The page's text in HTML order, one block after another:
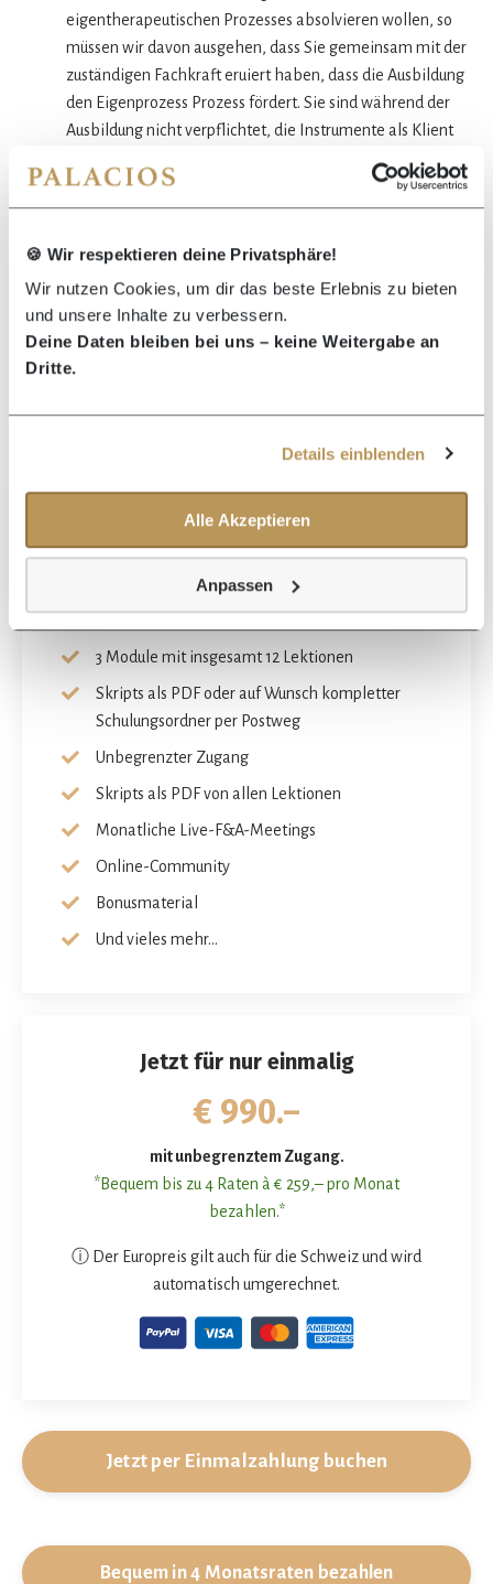
🍪 Wir respektieren deine Privatsphäre!
Wir nutzen Cookies, um dir das beste Erlebnis zu bieten
und unsere Inhalte zu verbessern.
Deine Daten bleiben bei uns – keine Weitergabe an
Dritte.
Details einblenden
Alle Akzeptieren
Anpassen
eigentherapeutischen Prozesses absolvieren wollen, so
müssen wir davon ausgehen, dass Sie gemeinsam mit der
zuständigen Fachkraft eruiert haben, dass die Ausbildung
den Eigenprozess Prozess fördert. Sie sind während der
Ausbildung nicht verpflichtet, die Instrumente als Klient
an sich selbst anwenden zu lassen, müssen aber fähig
sein, die Instrumente an anderen ausführen zu können.
Bewusstsein, Unterbewusstsein, zwischenmenschliche
Beginne die Ausbildung wann immer du willst und
absolviere sie im eigenen Tempo!
Digitales Zertifikat als zert. Selbsthypnose-
3 Module mit insgesamt 12 Lektionen
Skripts als PDF oder auf Wunsch kompletter
Schulungsordner per Postweg
Unbegrenzter Zugang
Skripts als PDF von allen Lektionen
Monatliche Live-F&A-Meetings
Online-Community
Bonusmaterial
Und vieles mehr...
Jetzt für nur einmalig
€ 990.–
mit unbegrenztem Zugang.
*Bequem bis zu 4 Raten à € 259,– pro Monat
bezahlen.*
ⓘ Der Europreis gilt auch für die Schweiz und wird
automatisch umgerechnet.
Jetzt per Einmalzahlung buchen
Bequem in 4 Monatsraten bezahlen